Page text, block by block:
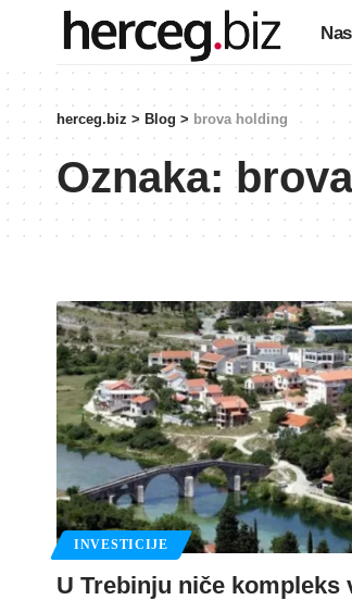
herceg.biz > Blog > brova holding
Oznaka:
INVESTICIJE
U Trebinju niče kompleks